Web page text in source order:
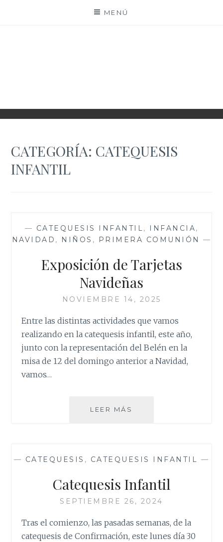
MENÚ
CATEGORÍA: CATEQUESIS
INFANTIL
— CATEQUESIS INFANTIL, INFANCIA,
NAVIDAD , NIÑOS , PRIMERA COMUNIÓN —
Exposición de Tarjetas
Navideñas
NOVIEMBRE 14, 2025
Entre las distintas actividades que vamos
realizando en la catequesis infantil, este año,
junto con la representación del Belén en la
misa de 12 del domingo anterior a Navidad,
vamos…
LEER MÁS
— CATEQUESIS , CATEQUESIS INFANTIL —
Catequesis Infantil
SEPTIEMBRE 26, 2024
Tras el comienzo, las pasadas semanas, de la
catequesis de Confirmación, este lunes día 30